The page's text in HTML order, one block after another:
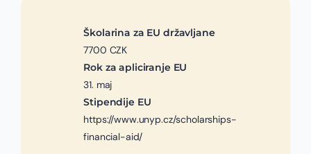
Školarina za EU državljane
7700 CZK
Rok za apliciranje EU
31. maj
Stipendije EU
https://www.unyp.cz/scholarships-
financial-aid/